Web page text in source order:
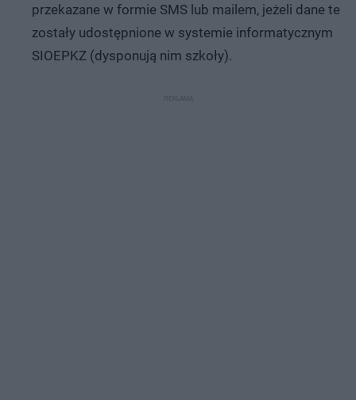
przekazane w formie SMS lub mailem, jeżeli dane te
zostały udostępnione w systemie informatycznym
SIOEPKZ (dysponują nim szkoły).